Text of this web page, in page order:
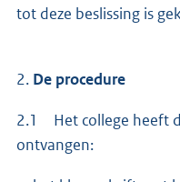
tot deze beslissing is
2. De procedure
2.1 Het college heeft
ontvangen: